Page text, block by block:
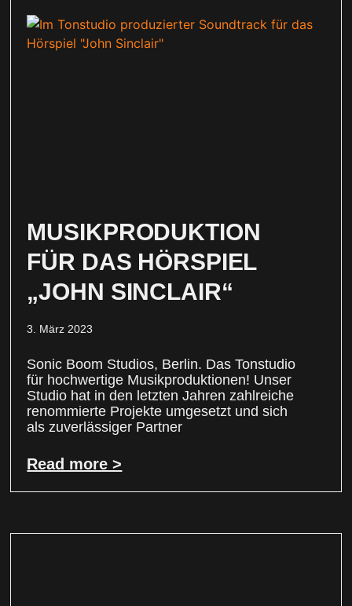
MUSIKPRODUKTION
FÜR DAS HÖRSPIEL
„JOHN SINCLAIR“
3. März 2023
Sonic Boom Studios, Berlin. Das Tonstudio
für hochwertige Musikproduktionen! Unser
Studio hat in den letzten Jahren zahlreiche
renommierte Projekte umgesetzt und sich
als zuverlässiger Partner
Read more >